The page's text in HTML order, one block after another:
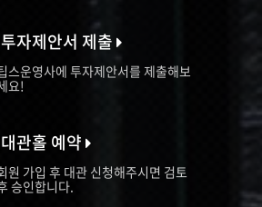
투자제안서 제출
스운영사에 투자제안서를 제출해보
요!
대관홀 예약
원 가입 후 대관 신청해주시면 검토
승인합니다.